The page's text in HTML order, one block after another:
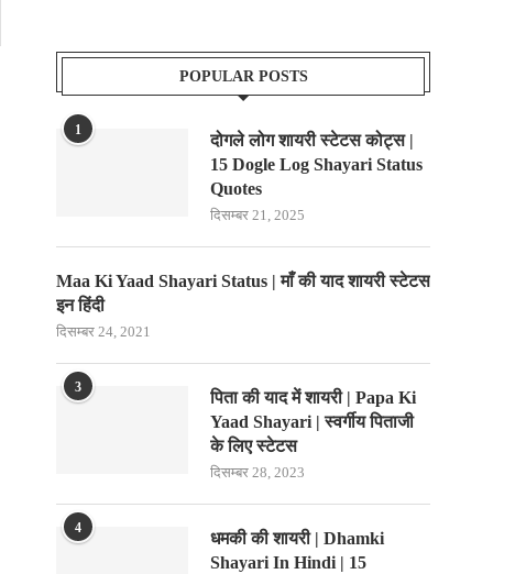
POPULAR POSTS
1
दोगले लोग शायरी स्टेटस कोट्स |
15 Dogle Log Shayari Status
Quotes
दिसम्बर 21, 2025
Maa Ki Yaad Shayari Status | माँ की याद शायरी स्टेटस
इन हिंदी
दिसम्बर 24, 2021
3
पिता की याद में शायरी | Papa Ki
Yaad Shayari | स्वर्गीय पिताजी
के लिए स्टेटस
दिसम्बर 28, 2023
4
धमकी की शायरी | Dhamki
Shayari In Hindi | 15